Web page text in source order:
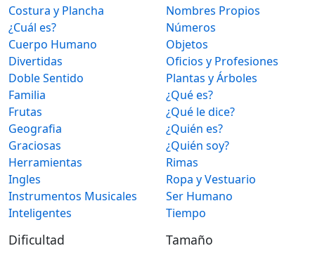
Costura y Plancha
¿Cuál es?
Cuerpo Humano
Divertidas
Doble Sentido
Familia
Frutas
Geografia
Graciosas
Herramientas
Ingles
Instrumentos Musicales
Inteligentes
Nombres Propios
Números
Objetos
Oficios y Profesiones
Plantas y Árboles
¿Qué es?
¿Qué le dice?
¿Quién es?
¿Quién soy?
Rimas
Ropa y Vestuario
Ser Humano
Tiempo
Dificultad Tamaño